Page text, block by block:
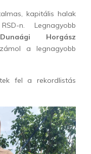
kapitális halak
n. Legnagyobb
Horgász
a legnagyobb
fel a rekordlistás